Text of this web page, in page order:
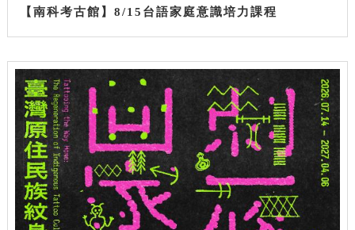
【南科考古館】8/15台語家庭意識培力課程